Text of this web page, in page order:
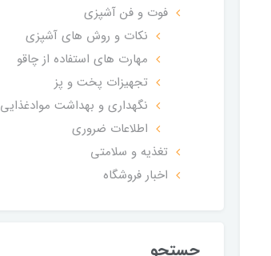
فوت و فن آشپزی
نکات و روش های آشپزی
مهارت های استفاده از چاقو
تجهیزات پخت و پز
نگهداری و بهداشت موادغذایی
اطلاعات ضروری
تغذیه و سلامتی
اخبار فروشگاه
جستجو